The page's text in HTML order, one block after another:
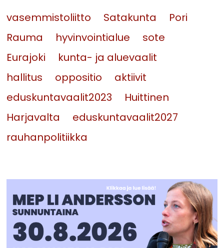
vasemmistoliitto Satakunta
Pori
Rauma
hyvinvointialue
sote
Eurajoki
kunta- ja aluevaalit
hallitus
oppositio
aktiivit
eduskuntavaalit2023
Huittinen
Harjavalta
eduskuntavaalit2027
rauhanpolitiikka